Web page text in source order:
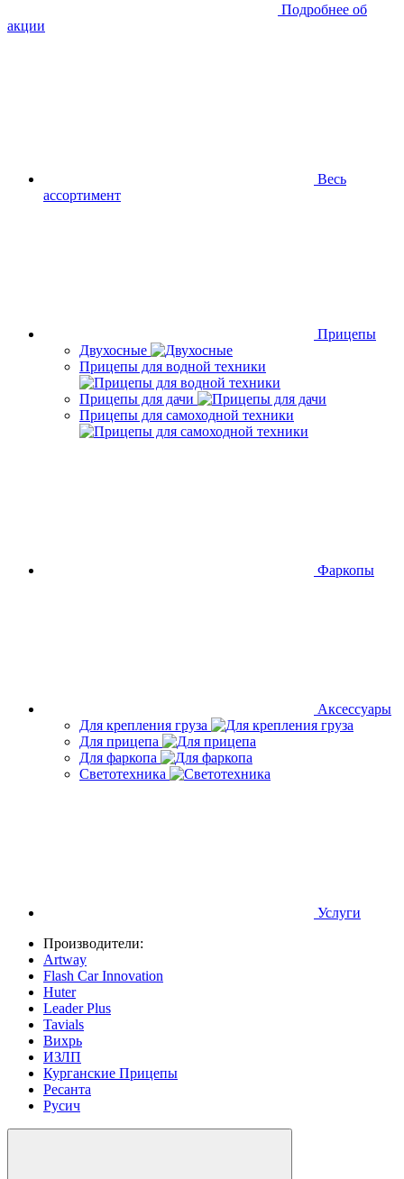
Подробнее об
акции
Весь
ассортимент
Прицепы
Двухосные
Прицепы для водной техники
Прицепы для дачи
Прицепы для самоходной техники
Фаркопы
Аксессуары
Для крепления груза
Для прицепа
Для фаркопа
Светотехника
Услуги
Производители:
Artway
Flash Car Innovation
Huter
Leader Plus
Tavials
Вихрь
ИЗЛП
Курганские Прицепы
Ресанта
Русич